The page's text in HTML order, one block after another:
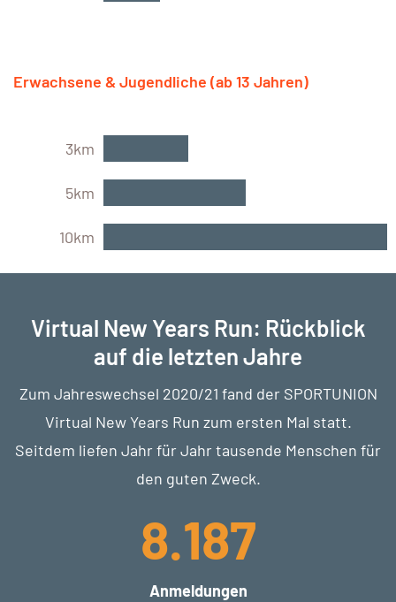
Erwachsene & Jugendliche (ab 13 Jahren)
3km
5km
10km
Virtual New Years Run: Rückblick
auf die letzten Jahre
Zum Jahreswechsel 2020/21 fand der SPORTUNION
Virtual New Years Run zum ersten Mal statt.
Seitdem liefen Jahr für Jahr tausende Menschen für
den guten Zweck.
8.187
Anmeldungen